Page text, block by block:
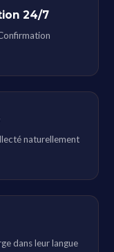
24/7
naturellement
dans leur langue